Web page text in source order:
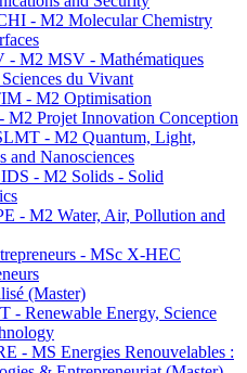
- M2 Molecular Chemistry
- M2 MSV - Mathématiques
du Vivant
- M2 Optimisation
M2 Projet Innovation Conception
- M2 Quantum, Light,
and Nanosciences
- M2 Solids - Solid
- M2 Water, Air, Pollution and
- MSc X-HEC
(Master)
- Renewable Energy, Science
- MS Energies Renouvelables :